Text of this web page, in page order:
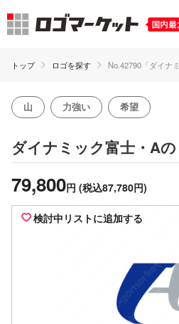
トップ ロゴを探す No.42790「ダイナ
山 力強い 希望
ダイナミック富士・A
79,800円 (税込87,780円)
検討中リストに追加する